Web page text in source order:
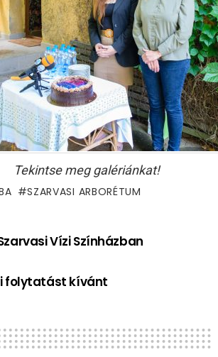
Tekintse meg galériánkat!
SZARVASI ARBORÉTUM
Vízi Színházban
folytatást kívánt